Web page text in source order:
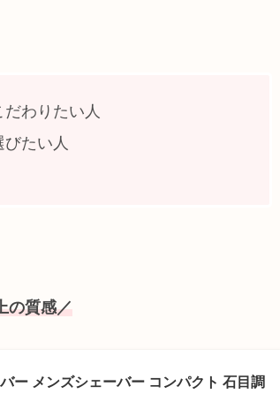
だわりたい人
たい人
の質感／
ー メンズシェーバー コンパクト 石目調